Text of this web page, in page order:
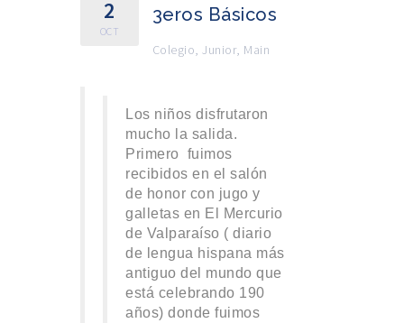
2
OCT
3eros Básicos
Colegio Junior Main
Los niños disfrutaron
mucho la salida.
Primero fuimos
recibidos en el salón
de honor con jugo y
galletas en El Mercurio
de Valparaíso ( diario
de lengua hispana más
antiguo del mundo que
está celebrando 190
años) donde fuimos